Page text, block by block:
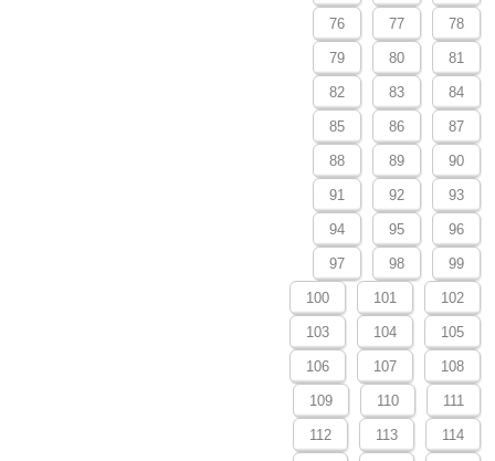
76 77 78
79 80 81
82 83 84
85 86 87
88 89 90
91 92 93
94 95 96
97 98 99
100 101 102
103 104 105
106 107 108
109 110 111
112 113 114